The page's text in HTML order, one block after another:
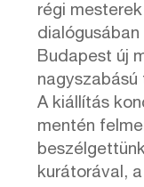
régi
Budapest új
A kiállítás
mentén
kurátorával,